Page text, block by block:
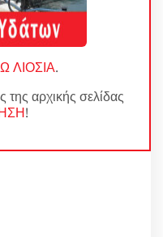
ΛΙΟΣΙΑ.
της αρχικής σελίδας
!